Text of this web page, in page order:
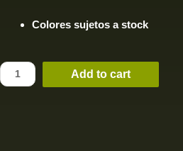
Colores sujetos a stock
Add to cart